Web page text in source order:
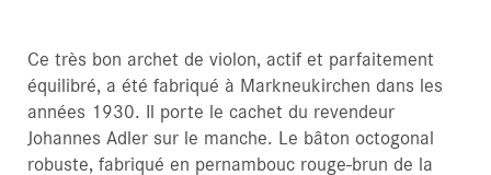
Ce très bon archet de violon, actif et parfaitement
équilibré, a été fabriqué à Markneukirchen dans les
années 1930. Il porte le cachet du revendeur
Johannes Adler sur le manche. Le bâton octogonal
robuste, fabriqué en pernambouc rouge-brun de la